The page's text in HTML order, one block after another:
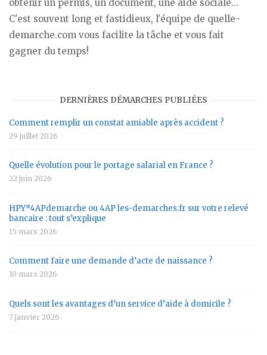
obtenir un permis, un document, une aide sociale...
C'est souvent long et fastidieux, l'équipe de quelle-
demarche.com vous facilite la tâche et vous fait
gagner du temps!
DERNIÈRES DÉMARCHES PUBLIÉES
Comment remplir un constat amiable après accident ?
29 juillet 2026
Quelle évolution pour le portage salarial en France ?
22 juin 2026
HPY*4APdemarche ou 4AP les-demarches.fr sur votre relevé
bancaire : tout s’explique
15 mars 2026
Comment faire une demande d’acte de naissance ?
10 mars 2026
Quels sont les avantages d’un service d’aide à domicile ?
7 janvier 2026